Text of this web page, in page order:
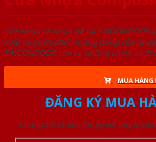
Cửa nhựa và nhựa gỗ tại
xuất và phân phối những dòng cửa
SAIGONDOOR còn có những chính
MUA HÀNG
ĐĂNG KÝ MUA
Chúng tôi sẽ liên lạc lại với quý